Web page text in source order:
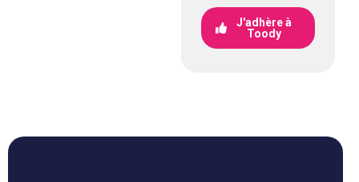
J'adhère à
Toody